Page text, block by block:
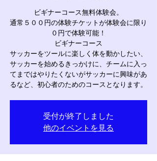
ビギナーコース無料体験会。
通常５００円の体験チケットが体験会に限り
０円で体験可能！
ビギナーコース
サッカーをツールに楽しく体を動かしたい、
サッカーを始めるきっかけに、チームに入っ
てまではやりたくないがサッカーに興味があ
るなど、初心者のためのコースとなります。
受付が終了しました
他のイベントを見る